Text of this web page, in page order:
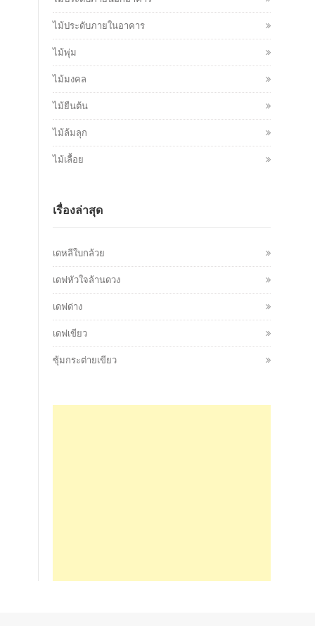
ไม้ประดับภายในอาคาร
ไม้พุ่ม
ไม้มงคล
ไม้ยืนต้น
ไม้ล้มลุก
ไม้เลื้อย
เรื่องล่าสุด
เดหลีใบกล้วย
เดฟหัวใจล้านดวง
เดฟด่าง
เดฟเขียว
ซุ้มกระต่ายเขียว